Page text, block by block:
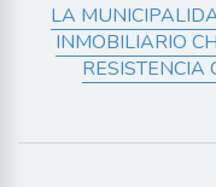
LA
INMOBILIARIO
RESISTENCIA